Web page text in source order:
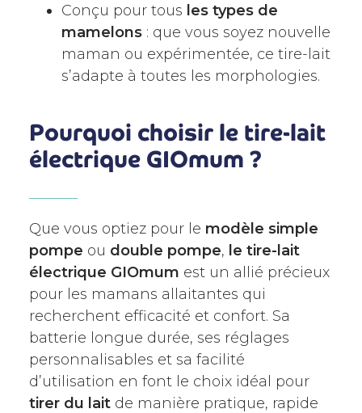
Conçu pour tous les types de
mamelons : que vous soyez nouvelle
maman ou expérimentée, ce tire-lait
s’adapte à toutes les morphologies.
Pourquoi choisir le tire-lait
électrique GIOmum ?
Que vous optiez pour le modèle simple
pompe ou double pompe, le tire-lait
électrique GIOmum est un allié précieux
pour les mamans allaitantes qui
recherchent efficacité et confort. Sa
batterie longue durée, ses réglages
personnalisables et sa facilité
d’utilisation en font le choix idéal pour
tirer du lait de manière pratique, rapide